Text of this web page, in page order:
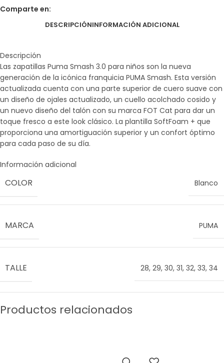
Comparte en:
DESCRIPCIÓNINFORMACIÓN ADICIONAL
Descripción
Las zapatillas Puma Smash 3.0 para niños son la nueva
generación de la icónica franquicia PUMA Smash. Esta versión
actualizada cuenta con una parte superior de cuero suave con
un diseño de ojales actualizado, un cuello acolchado cosido y
un nuevo diseño del talón con su marca FOT Cat para dar un
toque fresco a este look clásico. La plantilla SoftFoam + que
proporciona una amortiguación superior y un confort óptimo
para cada paso de su día.
Información adicional
COLOR Blanco
MARCA PUMA
TALLE 28, 29, 30, 31, 32, 33, 34
Productos relacionados